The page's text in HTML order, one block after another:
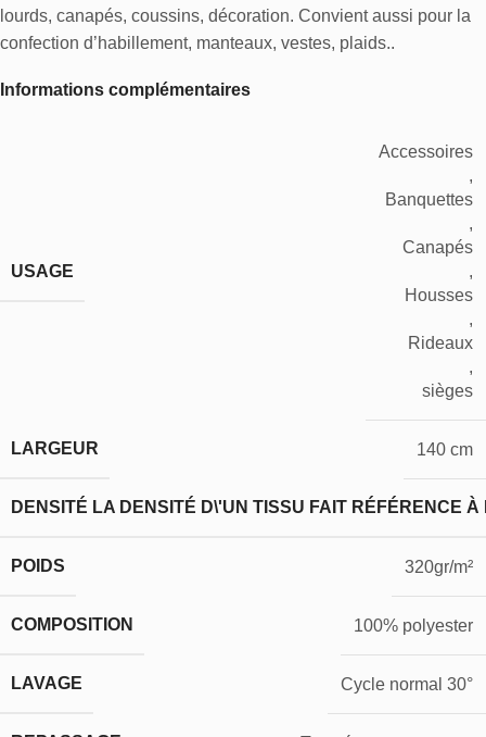
lourds, canapés, coussins, décoration. Convient aussi pour la
confection d’habillement, manteaux, vestes, plaids..
Informations complémentaires
USAGE
Accessoires
,
Banquettes
,
Canapés
,
Housses
,
Rideaux
,
sièges
LARGEUR 140 cm
DENSITÉ LA DENSITÉ D\'UN TISSU FAIT RÉFÉRENCE
POIDS 320gr/m²
COMPOSITION 100% polyester
LAVAGE Cycle normal 30°